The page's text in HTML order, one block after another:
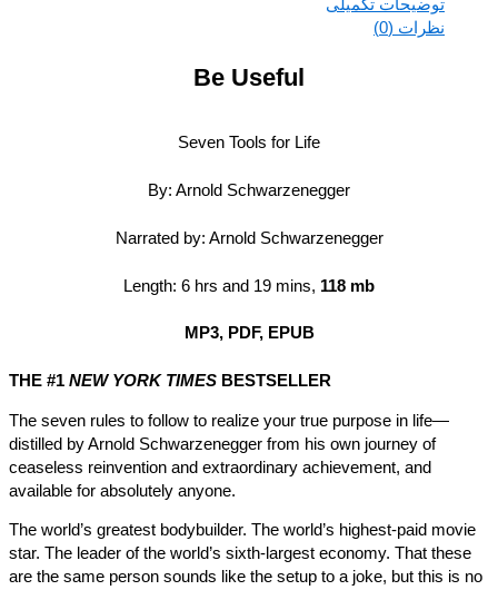
توضیحات تکمیلی
نظرات (0)
Be Useful
Seven Tools for Life
By: Arnold Schwarzenegger
Narrated by: Arnold Schwarzenegger
Length: 6 hrs and 19 mins, 118 mb
MP3, PDF, EPUB
THE #1NEW YORK TIMESBESTSELLER
The seven rules to follow to realize your true purpose in life—
distilled by Arnold Schwarzenegger from his own journey of
ceaseless reinvention and extraordinary achievement, and
available for absolutely anyone.
The world’s greatest bodybuilder. The world’s highest-paid
star. The leader of the world’s sixth-largest economy. That
are the same person sounds like the setup to a joke, but this is